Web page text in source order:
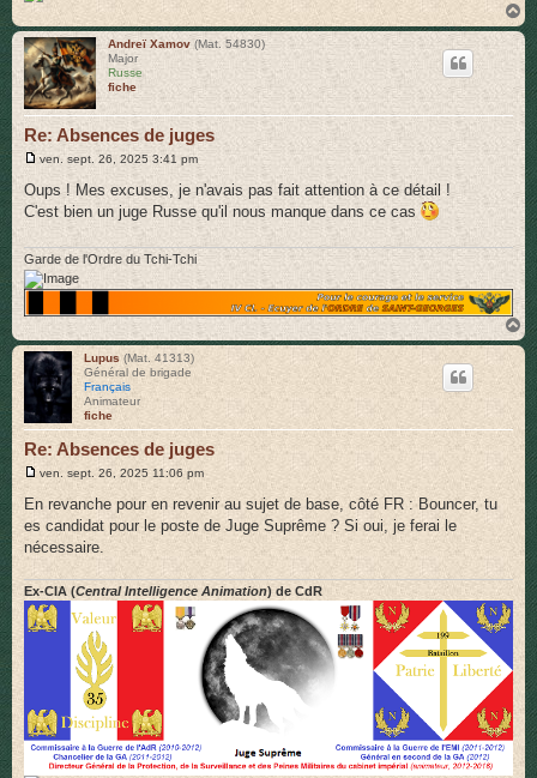
H
a
u
Andreï Xamov (Mat. 54830)
Major
Russe
fiche
Re: Absences de juges
M
s
s
a
ven. sept. 26, 2025 3:41 pm
Oups ! Mes excuses, je n'avais pas fait attention à ce détail !
C'est bien un juge Russe qu'il nous manque dans ce cas
Garde de l'Ordre du Tchi-Tchi
H
a
u
Lupus (Mat. 41313)
Général de brigade
Français
Animateur
fiche
Re: Absences de juges
M
s
a
g
ven. sept. 26, 2025 11:06 pm
En revanche pour en revenir au sujet de base, côté FR : Bouncer, tu
es candidat pour le poste de Juge Suprême ? Si oui, je ferai le
nécessaire.
Ex-CIA (Central Intelligence Animation) de CdR